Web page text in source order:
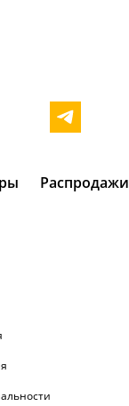
Распродажи